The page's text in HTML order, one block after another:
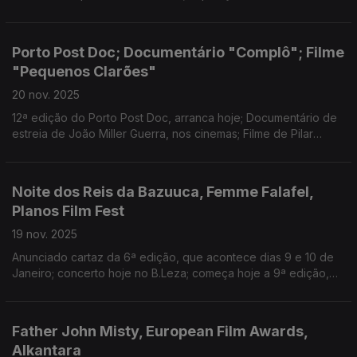
Porto Post Doc; Documentário "Complô"; Filme
"Pequenos Clarões"
20 nov. 2025
12ª edição do Porto Post Doc, arranca hoje; Documentário de
estreia de João Miller Guerra, nos cinemas; Filme de Pilar
Noite dos Reis da Bazuuca, Femme Falafel,
Planos Film Fest
19 nov. 2025
Anunciado cartaz da 6ª edição, que acontece dias 9 e 10 de
Janeiro; concerto hoje no B.Leza; começa hoje a 9ª edição,
Father John Misty, European Film Awards,
Alkantara